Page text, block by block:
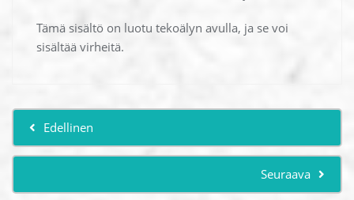
Tämä sisältö on luotu tekoälyn avulla, ja se voi
sisältää virheitä.
Edellinen
Seuraava